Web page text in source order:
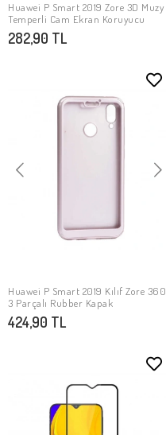
SEPETE EKLE
Huawei P Smart 2019 Zore 3D Muzy
Temperli Cam Ekran Koruyucu
282,90 TL
SEPETE EKLE
Huawei P Smart 2019 Kılıf Zore 360
3 Parçalı Rubber Kapak
424,90 TL